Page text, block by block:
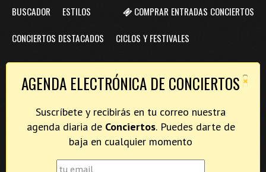
COMPRAR ENTRADAS CONCIERTOS
BUSCADOR ESTILOS
CONCIERTOS DESTACADOS CICLOS Y FESTIVALES
×
AGENDA ELECTRÓNICA DE CONCIERTOS
Suscríbete y recibirás en tu correo nuestra
agenda diaria de Conciertos. Puedes darte de
baja en cualquier momento